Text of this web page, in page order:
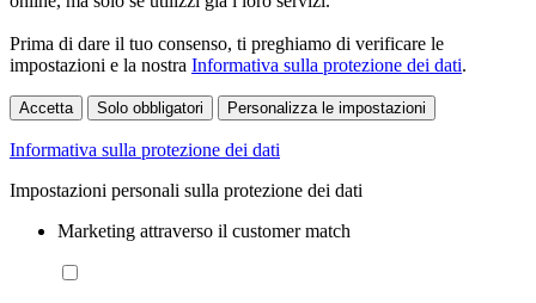
Prima di dare il tuo consenso, ti preghiamo di verificare le
impostazioni e la nostra Informativa sulla protezione dei dati.
Accetta Solo obbligatori Personalizza le impostazioni
Informativa sulla protezione dei dati
Impostazioni personali sulla protezione dei dati
Marketing attraverso il customer match